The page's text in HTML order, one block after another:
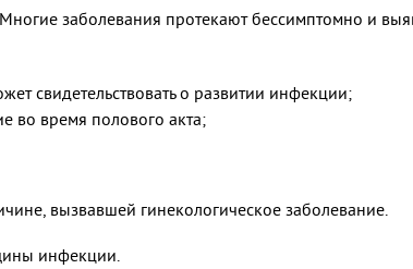
заболевания протекают бессимптомно и
свидетельствовать о развитии инфекции;
во время полового акта;
вызвавшей гинекологическое заболевание.
инфекции.